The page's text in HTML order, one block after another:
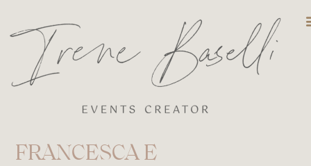
FRANCESCA E